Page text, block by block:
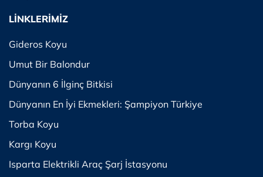
LİNKLERİMİZ
Gideros Koyu
Umut Bir Balondur
Dünyanın 6 İlginç Bitkisi
Dünyanın En İyi Ekmekleri: Şampiyon Türkiye
Torba Koyu
Kargı Koyu
Isparta Elektrikli Araç Şarj İstasyonu